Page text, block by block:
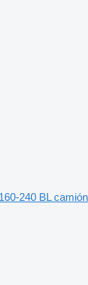
240 BL camión